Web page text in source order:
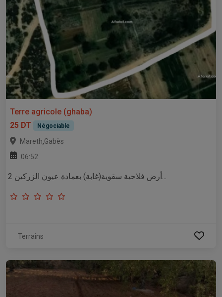
Terre agricole (ghaba)
25 DT
Négociable
Mareth,Gabès
06:52
Terrains